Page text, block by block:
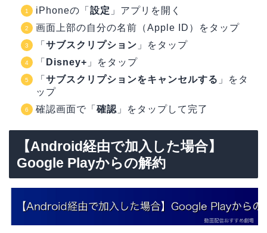
iPhoneの「 設定 」アプリを開く
画面上部の自分の名前（Apple ID）をタップ
「 サブスクリプション 」をタップ
「 Disney+ 」をタップ
「 サブスクリプションをキャンセルする 」をタ
ップ
確認画面で「 確認 」をタップして完了
【Android経由で加入した場合】
Google Playからの解約